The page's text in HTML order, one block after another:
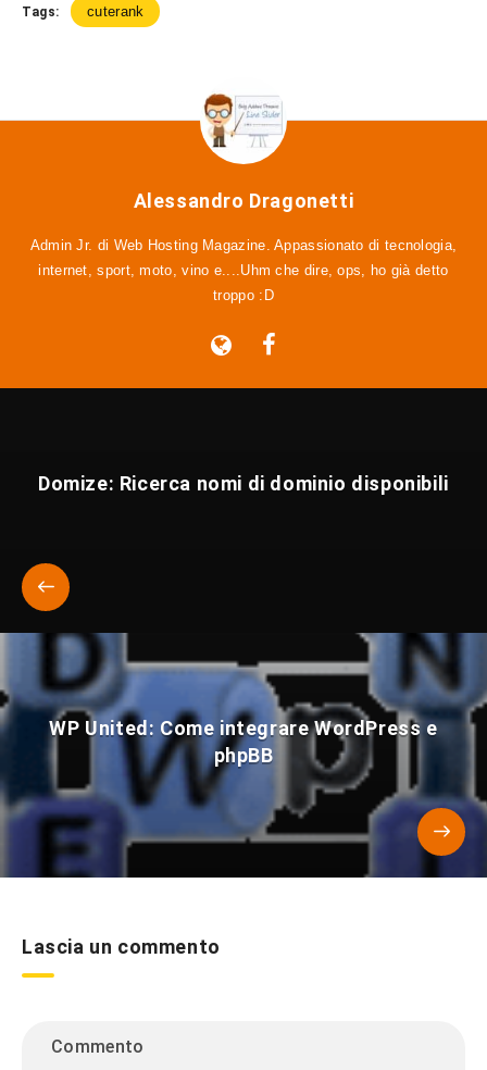
Tags: cuterank
Alessandro Dragonetti
Admin Jr. di Web Hosting Magazine. Appassionato di tecnologia,
internet, sport, moto, vino e....Uhm che dire, ops, ho già detto
troppo :D
Domize: Ricerca nomi di dominio disponibili
WP United: Come integrare WordPress e
phpBB
Lascia un commento